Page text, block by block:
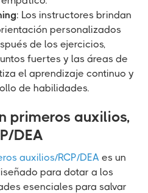
: Los instructores brindan
personalizados
de los ejercicios,
fuertes y las áreas de
el aprendizaje continuo y
de habilidades.
primeros auxilios,
DEA
auxilios/RCP/DEA es un
para dotar a los
esenciales para salvar